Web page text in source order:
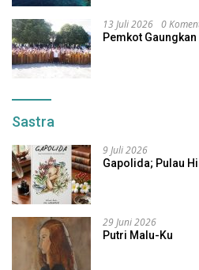
13 Juli 2026 0
Pemkot
Sastra
9 Juli 2026
Gapolida; Pulau
29 Juni 2026
Putri Malu-Ku